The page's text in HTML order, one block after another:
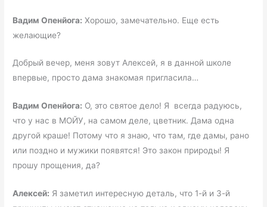
Вадим Опенйога: Хорошо, замечательно. Еще есть
желающие?
Добрый вечер, меня зовут Алексей, я в данной школе
впервые, просто дама знакомая пригласила…
Вадим Опенйога: О, это святое дело! Я всегда радуюсь,
что у нас в МОЙУ, на самом деле, цветник. Дама одна
другой краше! Потому что я знаю, что там, где дамы, рано
или поздно и мужики появятся! Это закон природы! Я
прошу прощения, да?
Алексей: Я заметил интересную деталь, что 1-й и 3-й